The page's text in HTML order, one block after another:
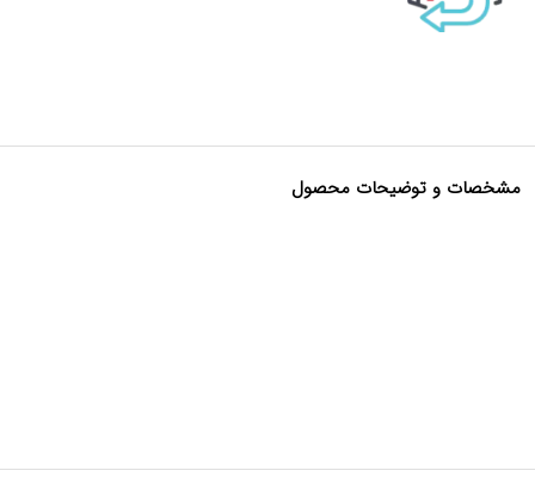
مشخصات و توضیحات محصول